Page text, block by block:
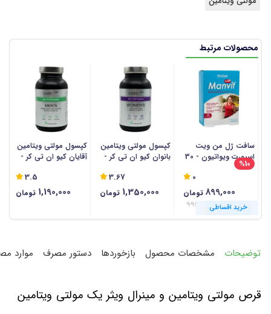
محصولات مرتبط
سافت ژل من ویت
اسپورت ویواتیون - 30
عددی
0
%10
899,000 تومان
996,000خرید اقساطی
کپسول مولتی ویتامین
بانوان کیو ان تی کر -
3.67
1,350,000 تومان
خرید اقساطی
کپسول مولتی ویتامین
آقایان کیو ان تی کر -
3.5
1,190,000 تومان
خرید اقساطی
خرید اقساطی
خرید اقساطی
خرید اقساطی
خرید اقساطی
خرید اقساطی
خرید اقساطی
خرید اقساطی
خرید اقساطی
خرید اقساطی
توضیحات مشخصات محصول بازخوردها دستور مصرف موارد
قرص مولتی ویتامین و مینرال ویثر یک مولتی ویتامین